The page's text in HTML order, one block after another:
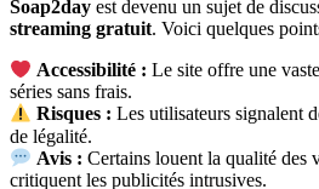
Soap2day est devenu un sujet de
streaming gratuit. Voici quelques
Accessibilité : Le site offre une
séries sans frais.
Risques : Les utilisateurs signalent
de légalité.
Avis : Certains louent la qualité des
critiquent les publicités intrusives.